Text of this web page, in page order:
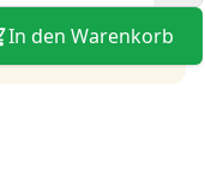
In den Warenkorb